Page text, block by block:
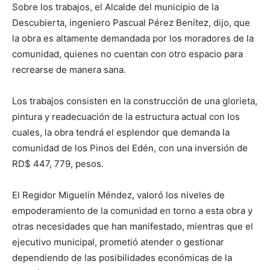
Sobre los trabajos, el Alcalde del municipio de la
Descubierta, ingeniero Pascual Pérez Benítez, dijo, que
la obra es altamente demandada por los moradores de la
comunidad, quienes no cuentan con otro espacio para
recrearse de manera sana.
Los trabajos consisten en la construcción de una glorieta,
pintura y readecuación de la estructura actual con los
cuales, la obra tendrá el esplendor que demanda la
comunidad de los Pinos del Edén, con una inversión de
RD$ 447, 779, pesos.
El Regidor Miguelín Méndez, valoró los niveles de
empoderamiento de la comunidad en torno a esta obra y
otras necesidades que han manifestado, mientras que el
ejecutivo municipal, prometió atender o gestionar
dependiendo de las posibilidades económicas de la